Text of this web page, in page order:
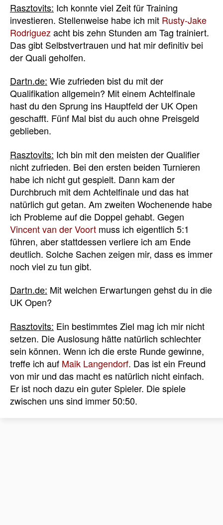
Rasztovits: Ich konnte viel Zeit für Training
investieren. Stellenweise habe ich mit Rusty-Jake
Rodriguez acht bis zehn Stunden am Tag trainiert.
Das gibt Selbstvertrauen und hat mir definitiv bei
der Quali geholfen.
Dartn.de: Wie zufrieden bist du mit der
Qualifikation allgemein? Mit einem Achtelfinale
hast du den Sprung ins Hauptfeld der UK Open
geschafft. Fünf Mal bist du auch ohne Preisgeld
geblieben.
Rasztovits: Ich bin mit den meisten der Qualifier
nicht zufrieden. Bei den ersten beiden Turnieren
habe ich nicht gut gespielt. Dann kam der
Durchbruch mit dem Achtelfinale und das hat
natürlich gut getan. Am zweiten Wochenende habe
ich Probleme auf die Doppel gehabt. Gegen
Vincent van der Voort muss ich eigentlich 5:1
führen, aber stattdessen verliere ich am Ende
deutlich. Solche Sachen zeigen mir, dass es immer
noch viel zu tun gibt.
Dartn.de: Mit welchen Erwartungen gehst du in die
UK Open?
Rasztovits: Ein bestimmtes Ziel mag ich mir nicht
setzen. Die Auslosung hätte natürlich schlechter
sein können. Wenn ich die erste Runde gewinne,
treffe ich auf Maik Langendorf. Das ist ein Freund
von mir und das macht es natürlich nicht einfach.
Er ist noch dazu ein guter Spieler. Die spiele
zwischen uns sind immer 50:50.